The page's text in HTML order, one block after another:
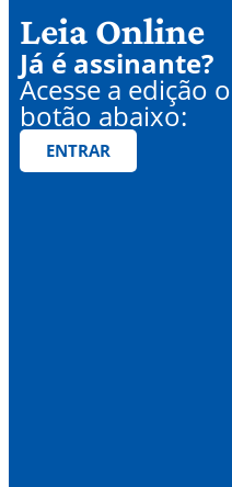
Leia Online
Já é assinante?
Acesse a edição
botão abaixo:
ENTRAR